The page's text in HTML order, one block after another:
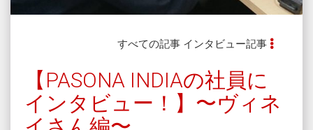
すべての記事 インタビュー記事
【PASONA INDIAの社員に
インタビュー！】〜ヴィネ